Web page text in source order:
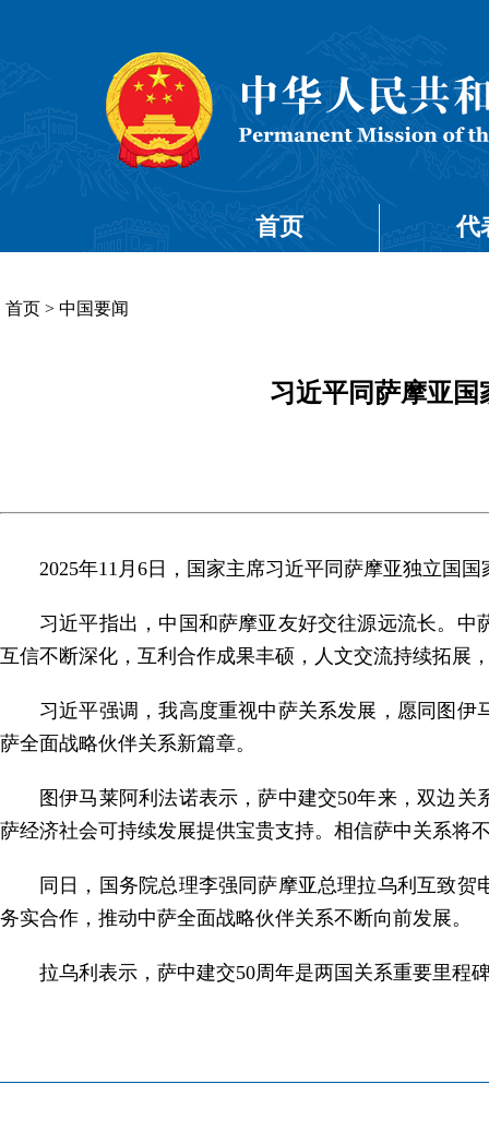
首页 代
首页 > 中国要闻
习近平同萨摩亚
2025年11月6日，国家主席习近平同萨摩亚独立国
习近平指出，中国和萨摩亚友好交往源远流长。
互信不断深化，互利合作成果丰硕，人文交流持续拓展
习近平强调，我高度重视中萨关系发展，愿同图
萨全面战略伙伴关系新篇章。
图伊马莱阿利法诺表示，萨中建交50年来，双边
萨经济社会可持续发展提供宝贵支持。相信萨中关系将
同日，国务院总理李强同萨摩亚总理拉乌利互致
务实合作，推动中萨全面战略伙伴关系不断向前发展。
拉乌利表示，萨中建交50周年是两国关系重要里程